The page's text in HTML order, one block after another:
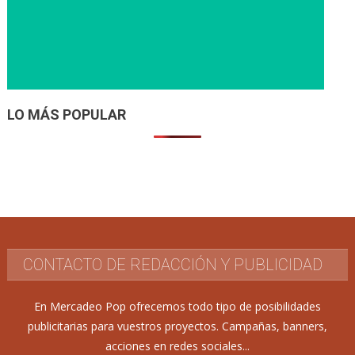
LO MÁS POPULAR
CONTACTO DE REDACCIÓN Y PUBLICIDAD
En Mercadeo Pop ofrecemos todo tipo de posibilidades
publicitarias para vuestros proyectos. Campañas, banners,
acciones en redes sociales...